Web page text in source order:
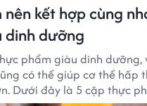
kết hợp cùng
dinh dưỡng
phẩm giàu dinh dưỡng,
có thể giúp cơ thể hấp
Dưới đây là 5 cặp thực